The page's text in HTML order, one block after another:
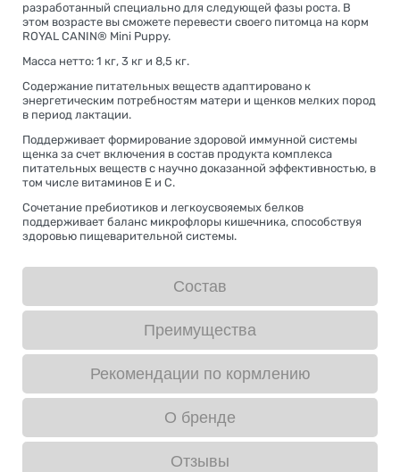
разработанный специально для следующей фазы роста. В
этом возрасте вы сможете перевести своего питомца на корм
ROYAL CANIN® Mini Puppy.
Масса нетто: 1 кг, 3 кг и 8,5 кг.
Содержание питательных веществ адаптировано к
энергетическим потребностям матери и щенков мелких пород
в период лактации.
Поддерживает формирование здоровой иммунной системы
щенка за счет включения в состав продукта комплекса
питательных веществ с научно доказанной эффективностью, в
том числе витаминов E и C.
Сочетание пребиотиков и легкоусвояемых белков
поддерживает баланс микрофлоры кишечника, способствуя
здоровью пищеварительной системы.
Состав
Преимущества
Рекомендации по кормлению
О бренде
Отзывы